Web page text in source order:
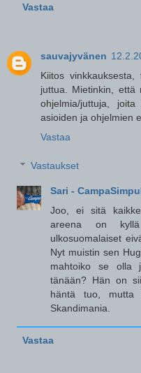
Vastaa
sauvajyvänen
Kiitos
juttua. Mietinkin, että
ohjelmia/juttuja,
asioiden ja ohjelmien
Vastaa
Vastaukset
Sari -
Joo, ei sitä
areena on
ulkosuomalaiset
Nyt muistin sen
mahtoiko se olla
tänään? Hän on
häntä tuo, mutta
Skandimania.
Vastaa